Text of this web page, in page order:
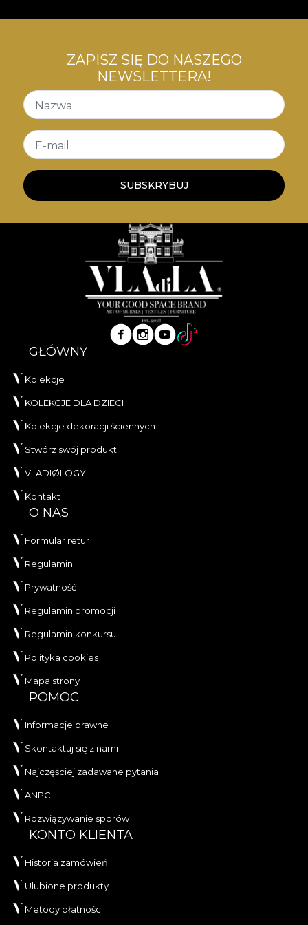
ZAPISZ SIĘ DO NASZEGO
NEWSLETTERA!
Nazwa
E-mail
SUBSKRYBUJ
GŁÓWNY
Kolekcje
KOLEKCJE DLA DZIECI
Kolekcje dekoracji ściennych
Stwórz swój produkt
VLADIØLOGY
Kontakt
O NAS
Formular retur
Regulamin
Prywatność
Regulamin promocji
Regulamin konkursu
Polityka cookies
Mapa strony
POMOC
Informacje prawne
Skontaktuj się z nami
Najczęściej zadawane pytania
ANPC
Rozwiązywanie sporów
KONTO KLIENTA
Historia zamówień
Ulubione produkty
Metody płatności